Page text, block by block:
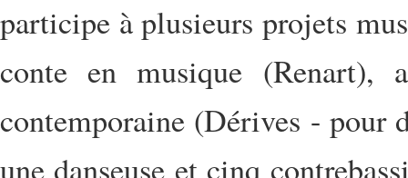
participe à plusieurs projets
conte en musique (Renart),
contemporaine (Dérives - pour
une danseuse et cinq